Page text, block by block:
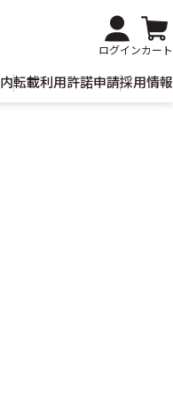
ログインカート
転載利用許諾申請採用情報